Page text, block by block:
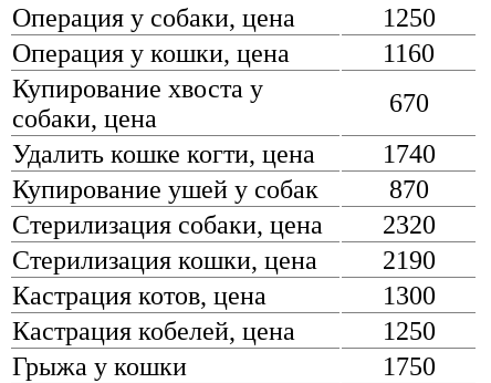
Операция у собаки, цена
1250
Операция у кошки, цена
1160
Купирование хвоста у
собаки, цена
670
Удалить кошке когти, цена
1740
Купирование ушей у собак
870
Стерилизация собаки, цена
2320
Стерилизация кошки, цена
2190
Кастрация котов, цена
1300
Кастрация кобелей, цена
1250
Грыжа у кошки
1750